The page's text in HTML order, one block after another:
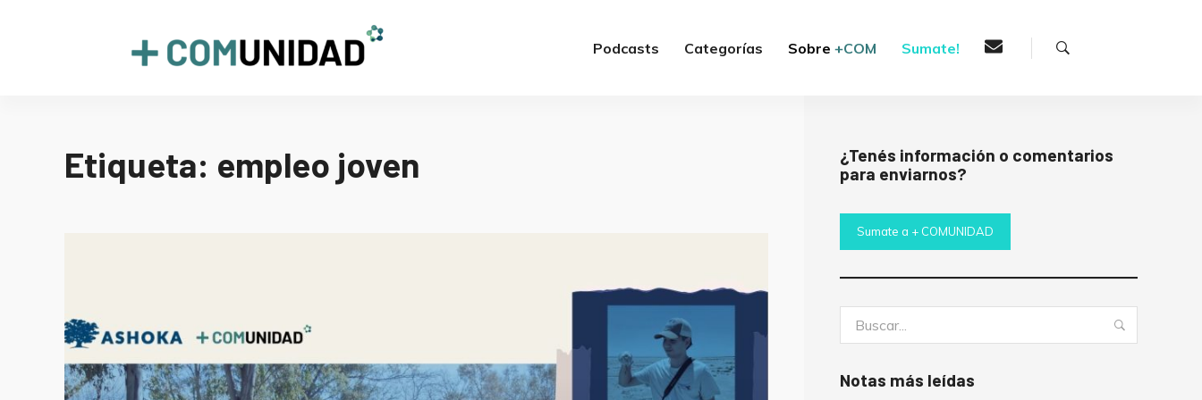
+COMUNIDAD Podcasts Categorías Sobre+COM Sumate!
Etiqueta: empleo joven
¿Tenés información o comentarios
para enviarnos?
Sumate a + COMUNIDAD
Notas más leídas